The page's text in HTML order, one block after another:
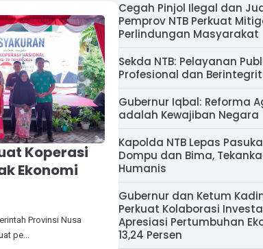
Koperasi
Ekonomi
Provinsi Nusa
pe...
Cegah Pinjol Ilegal dan
Pemprov NTB Perkuat
Perlindungan Masyarakat
Sekda NTB: Pelayanan
Profesional dan
Gubernur Iqbal: Reforma
adalah Kewajiban Negara
Kapolda NTB Lepas
Dompu dan Bima,
Humanis
Gubernur dan Ketum
Perkuat Kolaborasi
Apresiasi Pertumbuhan
13,24 Persen